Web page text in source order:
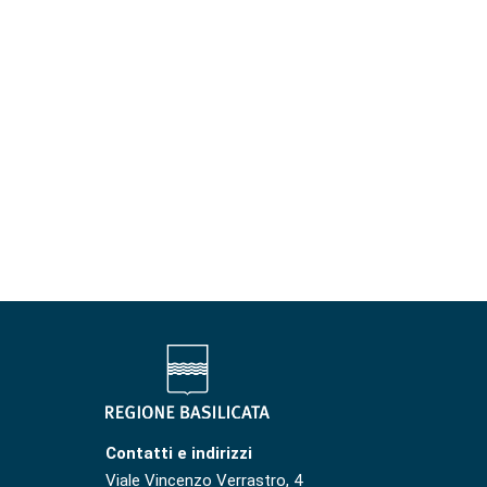
Contatti e indirizzi
Viale Vincenzo Verrastro, 4